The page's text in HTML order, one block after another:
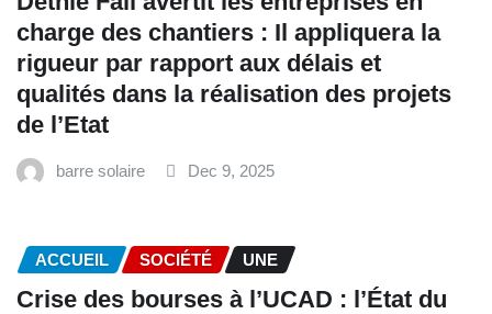
charge des chantiers : Il appliquera la
rigueur par rapport aux délais et
qualités dans la réalisation des projets
de l’Etat
barre solaire Dec 9, 2025
ACCUEIL SOCIÉTÉ UNE
Crise des bourses à l’UCAD : l’État du